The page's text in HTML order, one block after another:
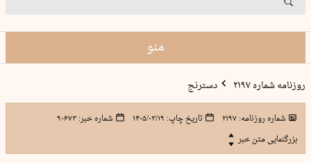
منو
روزنامه شماره ۲۱۹۷ دسترنج
شماره روزنامه:۲۱۹۷ تاریخ چاپ: ۱۴۰۵/۰۳/۱۹ شماره خبر:۹۰۶۷۳
بزرگنمایی متن خبر